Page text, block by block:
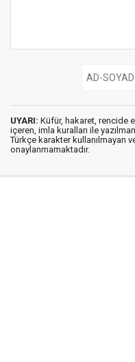
UYARI: Küfür, hakaret, rencide
içeren, imla kuralları ile
Türkçe karakter kullanılmayan
onaylanmamaktadır.